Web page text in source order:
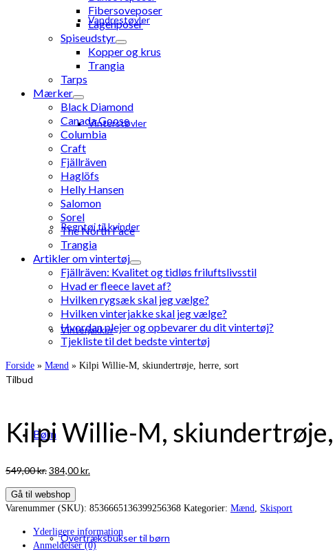
Vandrestøvler
Vinterstøvler
Regntøj til kvinder
Vinterjakker
Børn
Overtræksbukser til børn
Fibersoveposer
Lagenposer
Spiseudstyr
Kopper og krus
Trangia
Tarps
Mærker
Black Diamond
Canada Goose
Columbia
Craft
Fjällräven
Haglöfs
Helly Hansen
Salomon
Sorel
The North Face
Trangia
Artikler om vintertøj
Fjällräven: Kvalitet og tidløs friluftslivsstil
Hvad er fleece lavet af?
Hvilken rygsæk skal jeg vælge?
Hvilken vinterjakke skal jeg vælge?
Hvordan plejer og opbevarer du dit vintertøj?
Tjekliste til det bedste vintertøj
Forside » Mænd » Kilpi Willie-M, skiundertrøje, herre, sort
Tilbud
Kilpi Willie-M,
549,00kr.Den
pris
var:
384,00kr.
er:
Gå til webshop
Varenummer (SKU): 8536665136399256368 Kategorier: Mænd Skisport
Yderligere information
Anmeldelser (0)